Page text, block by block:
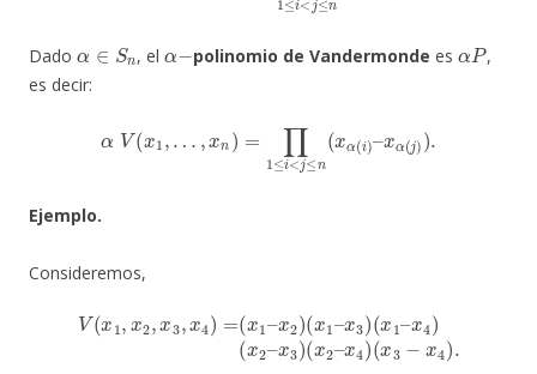
Dado
n
, el polinomio de Vandermonde es
P
,
es decir:
V(x ∏ <j≤n x .
Ejemplo.
Consideremos,
1,x2, 3, 4) x1– x2)(x 1– x3)( 1– x4)( 2– x
x4)(x −x 4).